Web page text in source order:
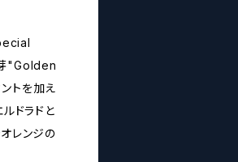
"Golden
トを加え
ドラドと
レンジの